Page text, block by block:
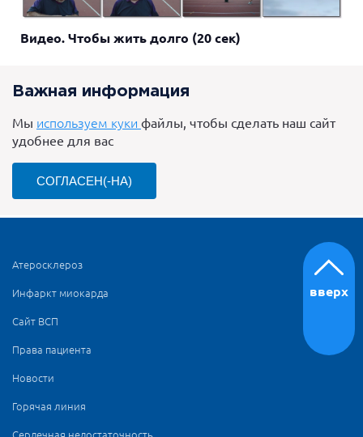
Видео. Чтобы жить долго (20 сек)
Важная информация
Мы используем куки файлы, чтобы сделать наш сайт
удобнее для вас
СОГЛАСЕН(-НА)
Атеросклероз
Инфаркт миокарда
Сайт ВСП
Права пациента
Новости
Горячая линия
Сердечная недостаточность
вверх